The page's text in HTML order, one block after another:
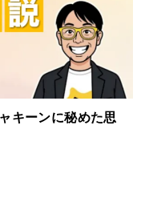
キーンに秘めた思